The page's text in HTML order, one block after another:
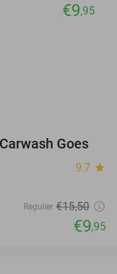
€9,95
36%
Goes
9.7 star
Regulier €15,50
€9,95